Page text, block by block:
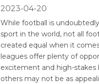
2023-04-20
While football is
sport in the world, not all
created equal when it
leagues offer plenty of
excitement and high-stakes
others may not be as